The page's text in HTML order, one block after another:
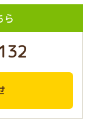
ら